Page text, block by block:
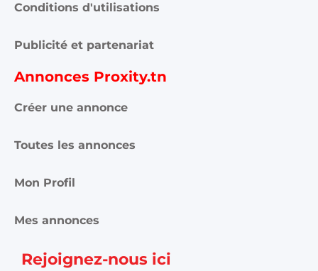
Conditions d'utilisations
Publicité et partenariat
Annonces Proxity.tn
Créer une annonce
Toutes les annonces
Mon Profil
Mes annonces
Rejoignez-nous ici